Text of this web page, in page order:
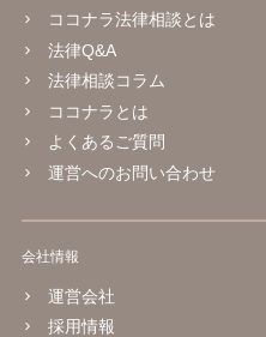
ココナラ法律相談とは
法律Q&A
法律相談コラム
ココナラとは
よくあるご質問
運営へのお問い合わせ
会社情報
運営会社
採用情報